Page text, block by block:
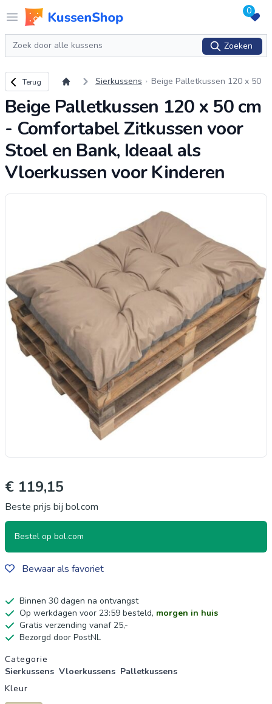
Open menu
Logo www.kussenshop.nl 0
Zoeken
Zoeken
Terug naar overzicht
Terug Sierkussens
Beige Palletkussen 120 x 50
oor Stoel en Bank, Ideaal als
Beige Palletkussen 120 x 50 cm
- Comfortabel Zitkussen voor
Stoel en Bank, Ideaal als
Vloerkussen voor Kinderen
€ 119,15
Beste prijs bij bol.com
Bestel op bol.com
Bewaar als favoriet
Binnen 30 dagen na ontvangst
Op werkdagen voor 23:59 besteld, morgen in huis
Gratis verzending vanaf 25,-
Bezorgd door PostNL
Productgegevens
Categorie
Sierkussens Vloerkussens Palletkussens
Kleur